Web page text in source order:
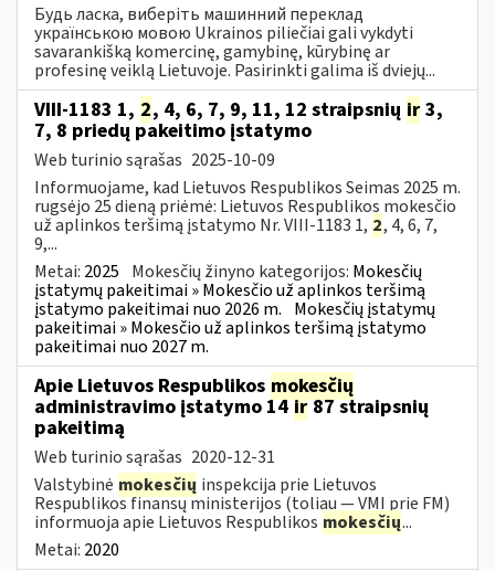
Будь ласка, виберіть машинний переклад
українською мовою Ukrainos piliečiai gali vykdyti
savarankišką komercinę, gamybinę, kūrybinę ar
profesinę veiklą Lietuvoje. Pasirinkti galima iš dviejų...
VIII-1183 1, 2, 4, 6, 7, 9, 11, 12 straipsnių ir 3,
7, 8 priedų pakeitimo įstatymo
Web turinio sąrašas 2025-10-09
Informuojame, kad Lietuvos Respublikos Seimas 2025 m.
rugsėjo 25 dieną priėmė: Lietuvos Respublikos mokesčio
už aplinkos teršimą įstatymo Nr. VIII-1183 1, 2, 4, 6, 7,
9,...
Metai: 2025 Mokesčių žinyno kategorijos: Mokesčių
įstatymų pakeitimai » Mokesčio už aplinkos teršimą
įstatymo pakeitimai nuo 2026 m. Mokesčių įstatymų
pakeitimai » Mokesčio už aplinkos teršimą įstatymo
pakeitimai nuo 2027 m.
Apie Lietuvos Respublikos mokesčių
administravimo įstatymo 14ir87 straipsnių
pakeitimą
Web turinio sąrašas 2020-12-31
Valstybinė mokesčių inspekcija prie Lietuvos
Respublikos finansų ministerijos (toliau — VMI prie FM)
informuoja apie Lietuvos Respublikos mokesčių...
Metai: 2020